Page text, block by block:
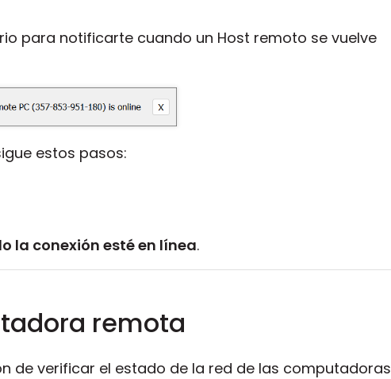
para notificarte cuando un Host remoto se vuelve
estos pasos:
la conexión esté en línea.
remota
de verificar el estado de la red de las computadoras